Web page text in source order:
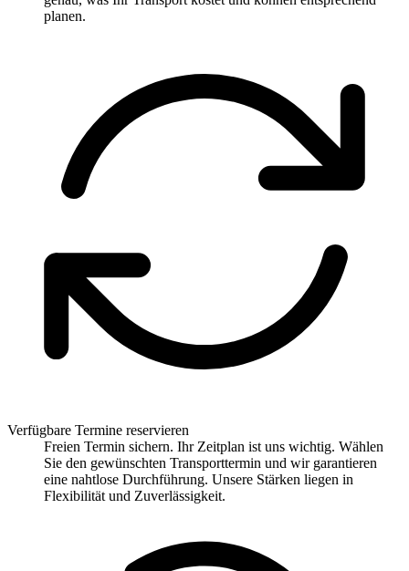
planen.
Verfügbare Termine reservieren
Freien Termin sichern. Ihr Zeitplan ist uns wichtig. Wählen
Sie den gewünschten Transporttermin und wir garantieren
eine nahtlose Durchführung. Unsere Stärken liegen in
Flexibilität und Zuverlässigkeit.